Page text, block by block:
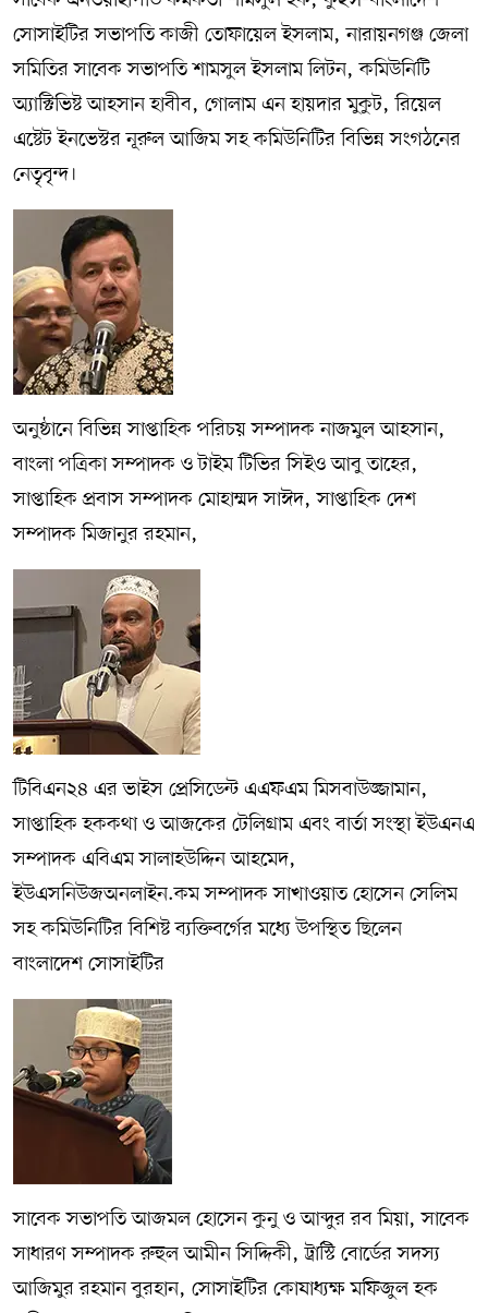
সোসাইটির সভাপতি কাজী তোফায়েল ইসলাম, নারায়নগঞ্জ জেলা
সমিতির সাবেক সভাপতি শামসুল ইসলাম লিটন, কমিউনিটি
অ্যাক্টিভিষ্ট আহসান হাবীব, গোলাম এন হায়দার মুকুট, রিয়েল
এষ্টেট ইনভেস্টর নূরুল আজিম সহ কমিউনিটির বিভিন্ন সংগঠনের
নেতৃবৃন্দ।
অনুষ্ঠানে বিভিন্ন সাপ্তাহিক পরিচয় সম্পাদক নাজমুল আহসান,
বাংলা পত্রিকা সম্পাদক ও টাইম টিভির সিইও আবু তাহের,
সাপ্তাহিক প্রবাস সম্পাদক মোহাম্মদ সাঈদ, সাপ্তাহিক দেশ
সম্পাদক মিজানুর রহমান,
টিবিএন২৪ এর ভাইস প্রেসিডেন্ট এএফএম মিসবাউজ্জামান,
সাপ্তাহিক হককথা ও আজকের টেলিগ্রাম এবং বার্তা সংস্থা ইউএনএ
সম্পাদক এবিএম সালাহউদ্দিন আহমেদ,
ইউএসনিউজঅনলাইন.কম সম্পাদক সাখাওয়াত হোসেন সেলিম
সহ কমিউনিটির বিশিষ্ট ব্যক্তিবর্গের মধ্যে উপস্থিত ছিলেন
বাংলাদেশ সোসাইটির
সাবেক সভাপতি আজমল হোসেন কুনু ও আব্দুর রব মিয়া, সাবেক
সাধারণ সম্পাদক রুহুল আমীন সিদ্দিকী, ট্রাস্টি বোর্ডের সদস্য
আজিমুর রহমান বুরহান, সোসাইটির কোষাধ্যক্ষ মফিজুল হক